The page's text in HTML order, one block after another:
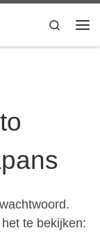
Search
te bekijken: